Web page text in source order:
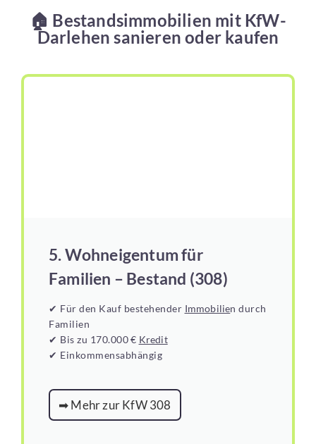
🏠 Bestandsimmobilien mit KfW-
Darlehen sanieren oder kaufen
5. Wohneigentum für
Familien – Bestand (308)
✔ Für den Kauf bestehender Immobilien durch
Familien
✔ Bis zu 170.000 € Kredit
✔ Einkommensabhängig
➡ Mehr zur KfW 308